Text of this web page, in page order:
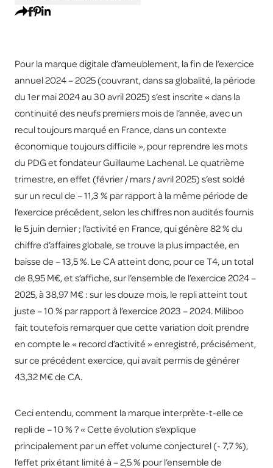
Pour la marque digitale d’ameublement, la fin de l’exercice
annuel 2024 – 2025 (couvrant, dans sa globalité, la période
du 1er mai 2024 au 30 avril 2025) s’est inscrite « dans la
continuité des neufs premiers mois de l’année, avec un
recul toujours marqué en France, dans un contexte
économique toujours difficile », pour reprendre les mots
du PDG et fondateur Guillaume Lachenal. Le quatrième
trimestre, en effet (février / mars / avril 2025) s’est soldé
sur un recul de – 11,3 % par rapport à la même période de
l’exercice précédent, selon les chiffres non audités fournis
le 5 juin dernier ; l’activité en France, qui génère 82 % du
chiffre d’affaires globale, se trouve la plus impactée, en
baisse de – 13,5 %. Le CA atteint donc, pour ce T4, un total
de 8,95 M€, et s’affiche, sur l’ensemble de l’exercice 2024 –
2025, à 38,97 M€ : sur les douze mois, le repli atteint tout
juste – 10 % par rapport à l’exercice 2023 – 2024. Miliboo
fait toutefois remarquer que cette variation doit prendre
en compte le « record d’activité » enregistré, précisément,
sur ce précédent exercice, qui avait permis de générer
43,32 M€ de CA.
Ceci entendu, comment la marque interprète-t-elle ce
repli de – 10 % ? « Cette évolution s’explique
principalement par un effet volume conjecturel (- 7,7 %),
l’effet prix étant limité à – 2,5 % pour l’ensemble de